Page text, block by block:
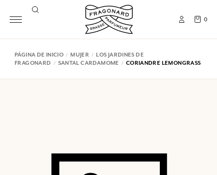
0
PÁGINA DE INICIO MUJER
LOS JARDINES DE
FRAGONARD
SANTAL CARDAMOME CORIANDRE LEMONGRASS